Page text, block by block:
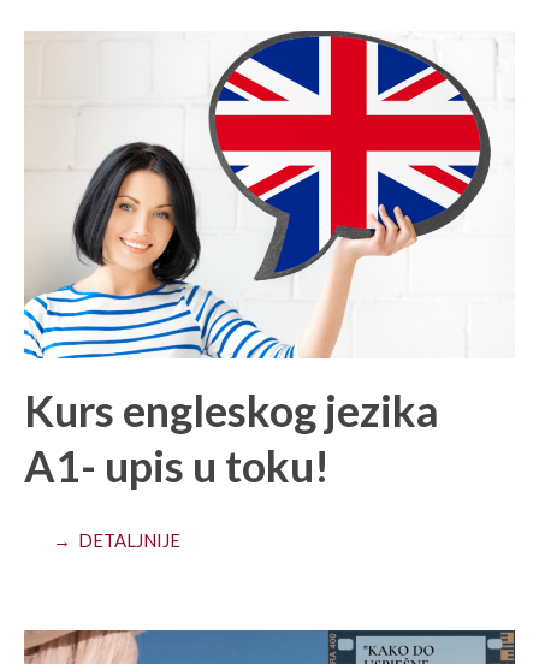
Kurs engleskog jezika
A1- upis u toku!
→ DETALJNIJE